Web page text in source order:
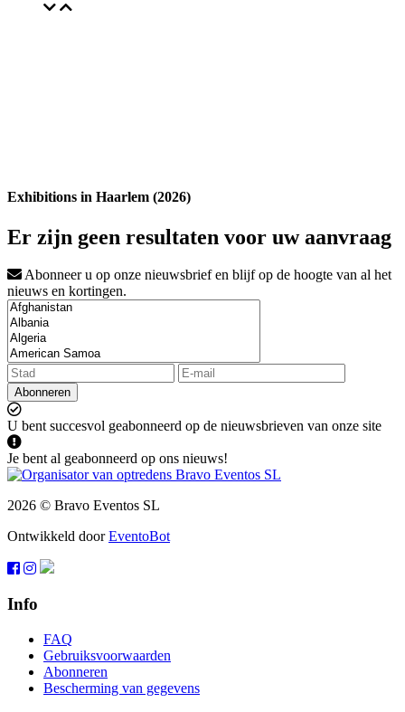
Exhibitions in Haarlem (2026)
Er zijn geen resultaten voor uw aanvraag
Abonneer u op onze nieuwsbrief en blijf op de hoogte van al het
nieuws en kortingen.
Abonneren
U bent succesvol geabonneerd op de nieuwsbrieven van onze site
Je bent al geabonneerd op ons nieuws!
2026 © Bravo Eventos SL
Ontwikkeld doorEventoBot
Info
FAQ
Gebruiksvoorwaarden
Abonneren
Bescherming van gegevens